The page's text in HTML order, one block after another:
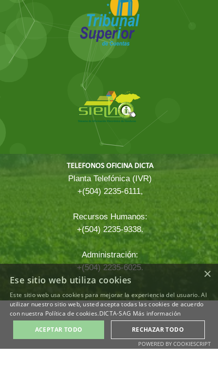
TELEFONOS OFICINA DICTA
Planta Telefónica (IVR)
+(504) 2235-6111,
Recursos Humanos:
+(504) 2235-9338.
Administración:
+(504) 2235-6025.
Regreso al contenido
×
Ese sitio web utiliza cookies
Este sitio web usa cookies para mejorar la experiencia del usuario. Al
utilizar nuestro sitio web, usted acepta todas las cookies de acuerdo
con nuestra Política de cookies.DICTA-SAG Más información
ACEPTAR TODO
RECHAZAR TODO
POWERED BY COOKIESCRIPT